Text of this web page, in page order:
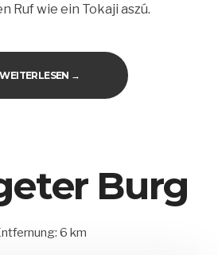
Ruf wie ein Tokaji aszú.
WEITERLESEN „WEINLAGE IN BADACSONY“
→
Burg
15.
Balatonederics
by 6 km